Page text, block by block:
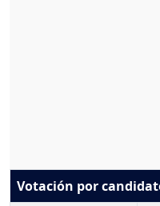
Votación por